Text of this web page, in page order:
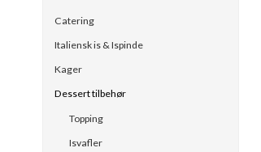
Catering
Italiensk is & Ispinde
Kager
Dessert tilbehør
Topping
Isvafler